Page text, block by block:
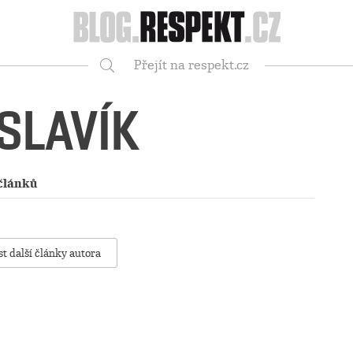
Respekt
Přejít na respekt.cz
další články autora